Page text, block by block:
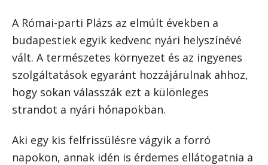
A Római-parti Plázs az elmúlt években a
budapestiek egyik kedvenc nyári helyszínévé
vált. A természetes környezet és az ingyenes
szolgáltatások egyaránt hozzájárulnak ahhoz,
hogy sokan válasszák ezt a különleges
strandot a nyári hónapokban.
Aki egy kis felfrissülésre vágyik a forró
napokon, annak idén is érdemes ellátogatnia a